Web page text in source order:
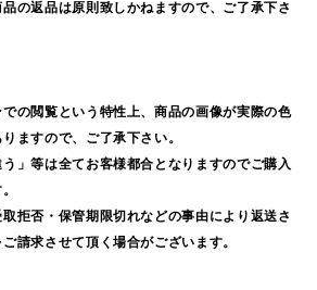
の返品は原則致しかねますので、ご了承下さ
の閲覧という特性上、商品の画像が実際の色
ますので、ご了承下さい。
」等は全てお客様都合となりますのでご購入
拒否・保管期限切れなどの事由により返送さ
請求させて頂く場合がございます。